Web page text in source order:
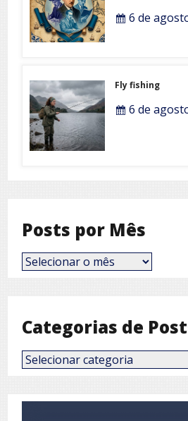
6 de
Fly fishing
6 de
Posts por Mês
Posts
por
Categorias de
Categorias
de